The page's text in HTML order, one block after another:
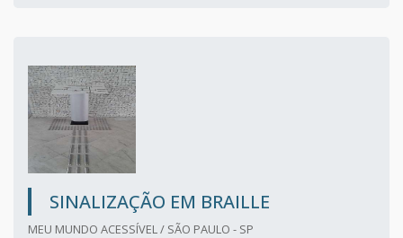
SINALIZAÇÃO EM BRAILLE
MEU MUNDO ACESSÍVEL / SÃO PAULO - SP